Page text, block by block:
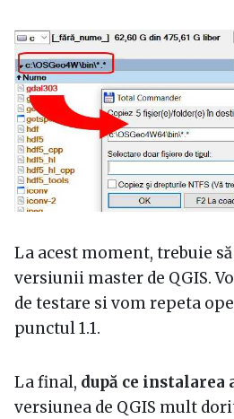
La acest moment, trebuie
versiunii master de QGIS.
de testare si vom repeta
punctul 1.1.
La final, după ce instalarea
versiunea de QGIS mult